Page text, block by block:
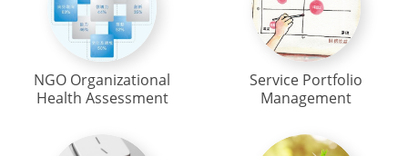
NGO Organizational
Health Assessment
Service Portfolio
Management